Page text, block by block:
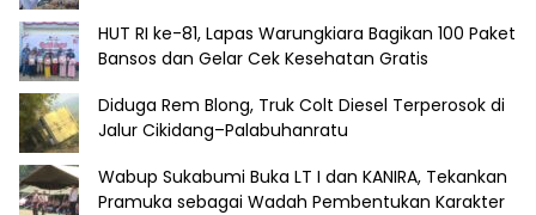
HUT RI ke-81, Lapas Warungkiara Bagikan 100 Paket
Bansos dan Gelar Cek Kesehatan Gratis
Diduga Rem Blong, Truk Colt Diesel Terperosok di
Jalur Cikidang–Palabuhanratu
Wabup Sukabumi Buka LT I dan KANIRA, Tekankan
Pramuka sebagai Wadah Pembentukan Karakter